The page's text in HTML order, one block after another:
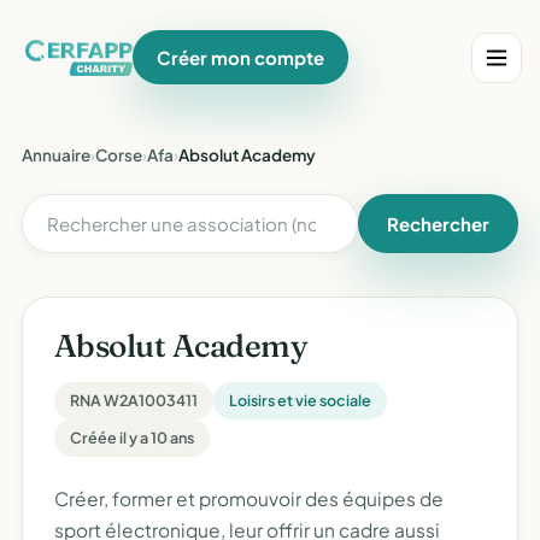
Créer mon compte
Annuaire›Corse›Afa›Absolut Academy
Rechercher
Absolut Academy
RNA W2A1003411
Loisirs et vie sociale
Créée il y a 10 ans
Créer, former et promouvoir des équipes de
sport électronique, leur offrir un cadre aussi